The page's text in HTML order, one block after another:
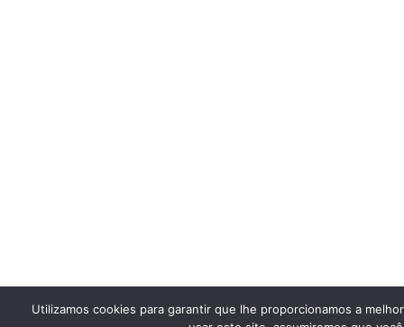
Utilizamos cookies para garantir que lhe proporcionamos a